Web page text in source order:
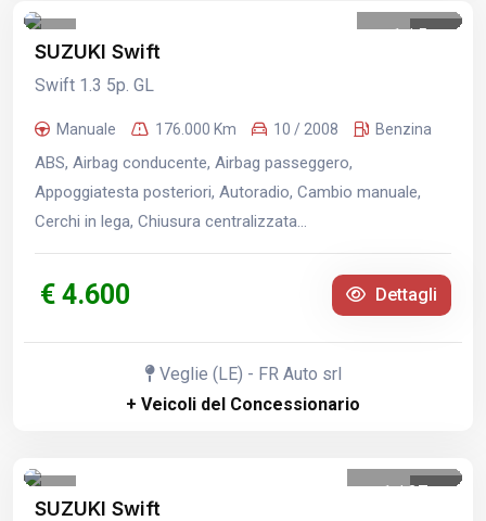
1 /5
SUZUKI Swift
Swift 1.3 5p. GL
Manuale 176.000 Km 10 / 2008 Benzina
ABS, Airbag conducente, Airbag passeggero,
Appoggiatesta posteriori, Autoradio, Cambio manuale,
Cerchi in lega, Chiusura centralizzata...
€ 4.600 Dettagli
Veglie (LE) - FR Auto srl
+ Veicoli del Concessionario
1 /37
SUZUKI Swift